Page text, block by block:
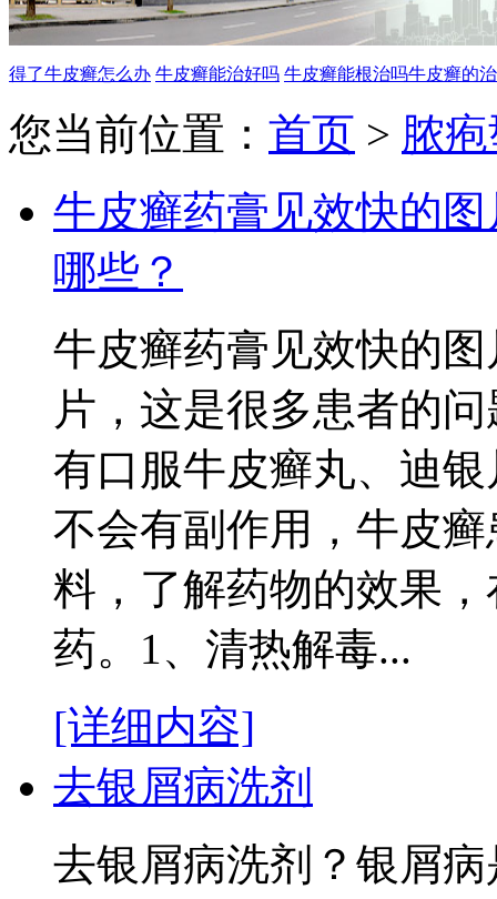
得了牛皮癣怎么办 牛皮癣能治好吗 牛皮癣能根治吗牛皮癣的
您当前位置： 首页 > 脓
牛皮癣药膏见效快的
哪些？
牛皮癣药膏见效快的
片，这是很多患者的
有口服牛皮癣丸、迪
不会有副作用，牛皮
料，了解药物的效果
药。1、清热解毒...
[详细内容]
去银屑病洗剂
去银屑病洗剂？银屑